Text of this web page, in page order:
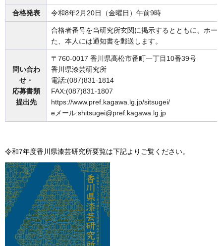
合格発表 令和8年2月20日（金曜日）午前9時
合格者番号を当研究所玄関に掲示するとともに、ホー
た、本人には通知書を郵送します。
問い合わ
せ・
応募書類
提出先
〒760-0017 香川県高松市番町一丁目10番39号
香川県漆芸研究所
電話:(087)831-1814
FAX:(087)831-1807
https://www.pref.kagawa.lg.jp/sitsugei/
eメール:shitsugei@pref.kagawa.lg.jp
令和7年度香川県漆芸研究所要覧は下記よりご覧ください。